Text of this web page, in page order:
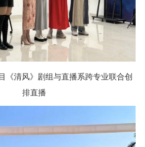
《清风》剧组与直播系跨专业联合创
排直播